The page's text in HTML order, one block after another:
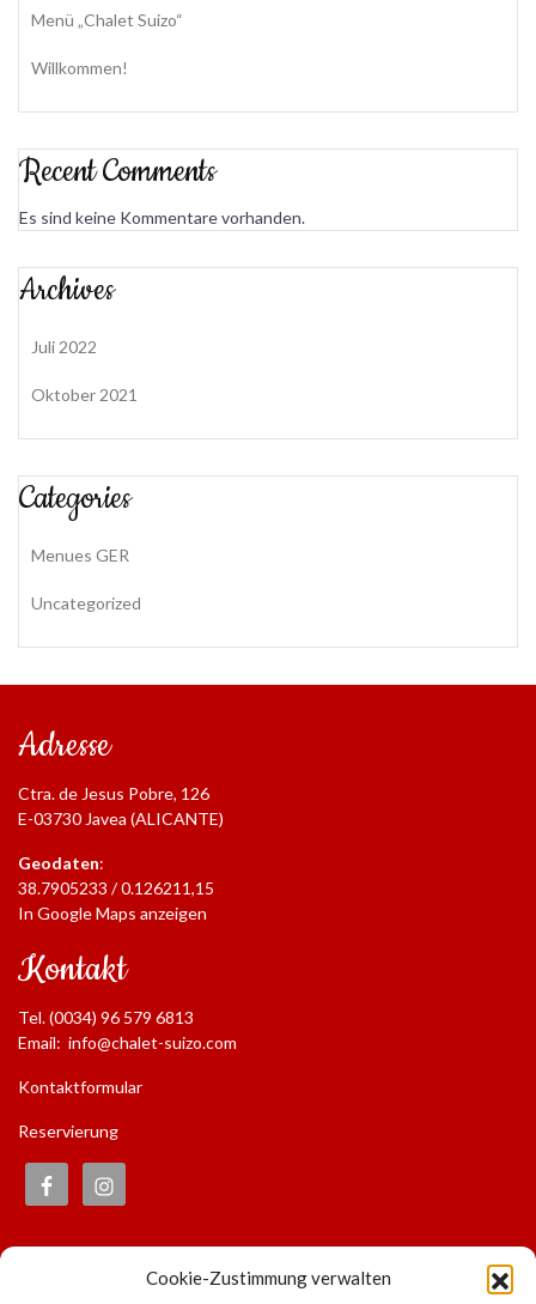
Cookie-Zustimmung verwalten
Menü „Chalet Suizo“
Willkommen!
Recent Comments
Es sind keine Kommentare vorhanden.
Archives
Juli 2022
Oktober 2021
Categories
Menues GER
Uncategorized
Adresse
Ctra. de Jesus Pobre, 126
E-03730 Javea (ALICANTE)
Geodaten:
38.7905233 / 0.126211,15
In Google Maps anzeigen
Kontakt
Tel. (0034) 96 579 6813
Email: info@chalet-suizo.com
Kontaktformular
Reservierung
Informationen